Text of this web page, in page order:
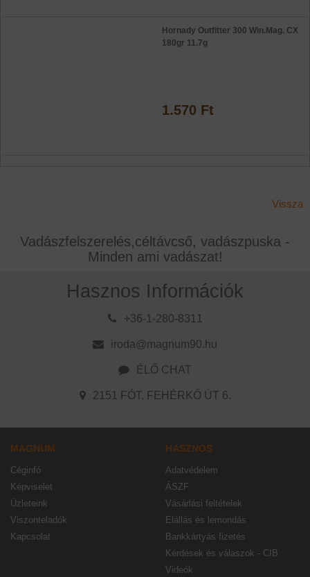
Hornady Outfitter 300 Win.Mag. CX
180gr 11.7g
1.570 Ft
Vissza
Vadászfelszerelés,céltávcső, vadászpuska -
Minden ami vadászat!
Hasznos Információk
+36-1-280-8311
iroda@magnum90.hu
ÉLŐ CHAT
2151 FÓT, FEHÉRKŐ ÚT 6.
MAGNUM
Céginfó
Képviselet
Üzleteink
Viszonteladók
Kapcsolat
HASZNOS
Adatvédelem
ÁSZF
Vásárlási feltételek
Elállás és lemondás
Bankkártyás fizetés
Kérdések és válaszok - CIB
Videók